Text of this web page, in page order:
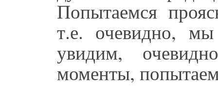
Попытаемся
т.е. очевидно,
увидим,
моменты,